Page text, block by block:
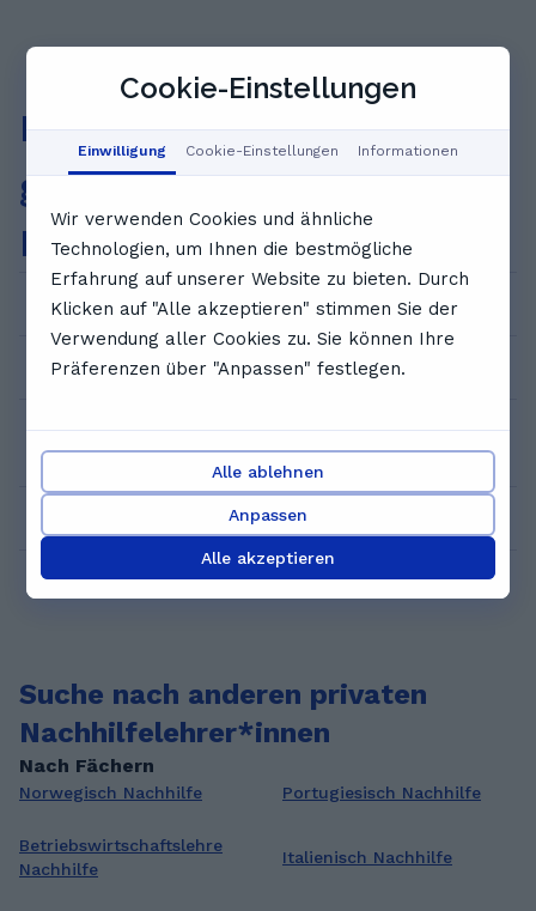
Häufig
gestellte
Fragen
Wie kann ich eine Probeeinheit buchen?
Wie viel kostet das?
Wer sind die Nachhilfelehrer*innen bei
GoStudent?
Wie funktioniert die Video-Einzelnachhilfe?
Suche nach anderen privaten
Nachhilfelehrer*innen
Nach Fächern
Norwegisch Nachhilfe Portugiesisch Nachhilfe
Betriebswirtschaftslehre
Nachhilfe
Italienisch Nachhilfe
Cookie-Einstellungen
Einwilligung Cookie-Einstellungen Informationen
Wir verwenden Cookies und ähnliche
Technologien, um Ihnen die bestmögliche
Erfahrung auf unserer Website zu bieten. Durch
Klicken auf "Alle akzeptieren" stimmen Sie der
Verwendung aller Cookies zu. Sie können Ihre
Präferenzen über "Anpassen" festlegen.
Alle ablehnen
Anpassen
Alle akzeptieren